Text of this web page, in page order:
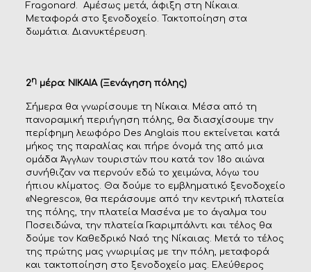
Fragonard. Αμέσως μετά, άφιξη στη Νίκαια.
Μεταφορά στο ξενοδοχείο. Τακτοποίηση στα
δωμάτια. Διανυκτέρευση.
2ημέρα: ΝΙΚΑΙΑ (Ξενάγηση πόλης)
Σήμερα θα γνωρίσουμε τη Νίκαια. Μέσα από τη
πανοραμική περιήγηση πόλης, θα διασχίσουμε την
περίφημη λεωφόρο Des Anglais που εκτείνεται κατά
μήκος της παραλίας και πήρε όνομά της από μια
ομάδα Άγγλων τουριστών που κατά τον 18ο αιώνα
συνήθιζαν να περνούν εδώ το χειμώνα, λόγω του
ήπιου κλίματος. Θα δούμε το εμβληματικό ξενοδοχείο
«Negresco», θα περάσουμε από την κεντρική πλατεία
της πόλης, την πλατεία Μασένα με το άγαλμα του
Ποσειδώνα, την πλατεία Γκαριμπάλντι και τέλος θα
δούμε τον Καθεδρικό Ναό της Νίκαιας. Μετά το τέλος
της πρώτης μας γνωριμίας με την πόλη, μεταφορά
και τακτοποίηση στο ξενοδοχείο μας. Ελεύθερος